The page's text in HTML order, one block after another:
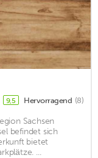
9,5 Hervorragend (8)
Sachsen
befindet sich
bietet
...